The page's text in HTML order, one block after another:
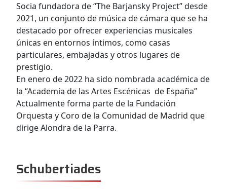
Socia fundadora de “The Barjansky Project” desde
2021, un conjunto de música de cámara que se ha
destacado por ofrecer experiencias musicales
únicas en entornos íntimos, como casas
particulares, embajadas y otros lugares de
prestigio.
En enero de 2022 ha sido nombrada académica de
la “Academia de las Artes Escénicas de España”
Actualmente forma parte de la Fundación
Orquesta y Coro de la Comunidad de Madrid que
dirige Alondra de la Parra.
Schubertiades